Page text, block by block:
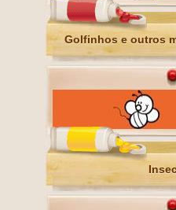
Golfinhos e outros